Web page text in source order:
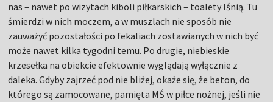
nas – nawet po wizytach kiboli piłkarskich – toalety lśnią. Tu
śmierdzi w nich moczem, a w muszlach nie sposób nie
zauważyć pozostałości po fekaliach zostawianych w nich być
może nawet kilka tygodni temu. Po drugie, niebieskie
krzesełka na obiekcie efektownie wyglądają wyłącznie z
daleka. Gdyby zajrzeć pod nie bliżej, okaże się, że beton, do
którego są zamocowane, pamięta MŚ w piłce nożnej, jeśli nie